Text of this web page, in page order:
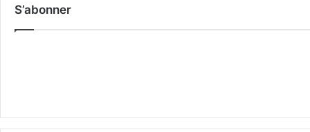
S’abonner